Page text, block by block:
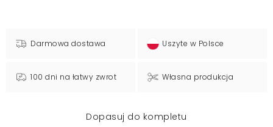
Darmowa dostawa Uszyte w Polsce
100 dni na łatwy zwrot Własna produkcja
Dopasuj do kompletu